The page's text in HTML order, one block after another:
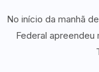
No início da manhã
Federal